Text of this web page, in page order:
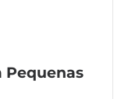
Pequenas